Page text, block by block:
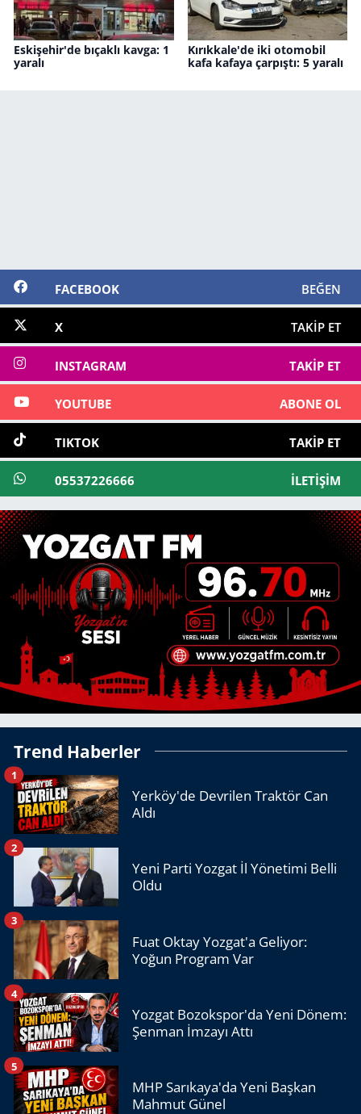
Eskişehir'de bıçaklı kavga: 1
yaralı
Kırıkkale'de iki otomobil
kafa kafaya çarpıştı: 5 yaralı
FACEBOOK BEĞEN
X TAKIP ET
INSTAGRAM TAKIP ET
YOUTUBE ABONE OL
TIKTOK TAKIP ET
05537226666 İLETIŞIM
Trend Haberler
Yerköy'de Devrilen Traktör Can
Aldı
1
Yeni Parti Yozgat İl Yönetimi Belli
Oldu
2
Fuat Oktay Yozgat'a Geliyor:
Yoğun Program Var
3
Yozgat Bozokspor'da Yeni Dönem:
Şenman İmzayı Attı
4
MHP Sarıkaya'da Yeni Başkan
Mahmut Günel
5